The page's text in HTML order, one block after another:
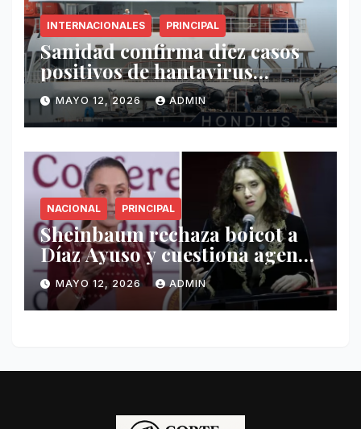
INTERNACIONALES PRINCIPAL
Sanidad confirma diez casos
positivos de hantavirus
vinculados al crucero MV
Hondius
MAYO 12, 2026 ADMIN
NACIONAL PRINCIPAL
Sheinbaum rechaza boicot a
Díaz Ayuso y cuestiona agenda
de funcionaria española
MAYO 12, 2026 ADMIN